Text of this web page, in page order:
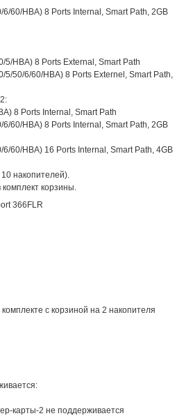
60/HBA) 8 Ports Internal, Smart Path, 2GB
5/HBA) 8 Ports External, Smart Path
5/50/6/60/HBA) 8 Ports Externel, Smart Path,
8 Ports Internal, Smart Path
60/HBA) 8 Ports Internal, Smart Path, 2GB
60/HBA) 16 Ports Internal, Smart Path, 4GB
накопителей).
корзины.
366FLR
с корзиной на 2 накопителя
карты-2 не поддерживается